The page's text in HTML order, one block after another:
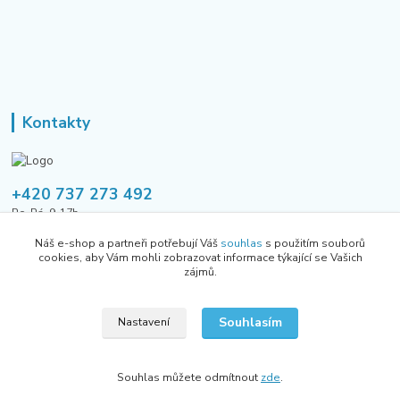
Kontakty
+420 737 273 492
Po-Pá, 9-17h
tusavmanagement@gmail.com
Všechna práva vyhrazena Allhere.cz 2024
Náš e-shop a partneři potřebují Váš souhlas s použitím souborů
cookies, aby Vám mohli zobrazovat informace týkající se Vašich
zájmů.
Nastavení Souhlasím
Souhlas můžete odmítnout zde.